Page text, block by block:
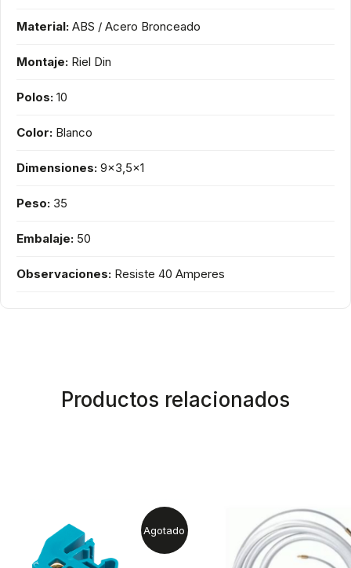
Material: ABS / Acero Bronceado
Montaje: Riel Din
Polos: 10
Color: Blanco
Dimensiones: 9x3,5x1
Peso: 35
Embalaje: 50
Observaciones: Resiste 40 Amperes
Productos relacionados
Agotado